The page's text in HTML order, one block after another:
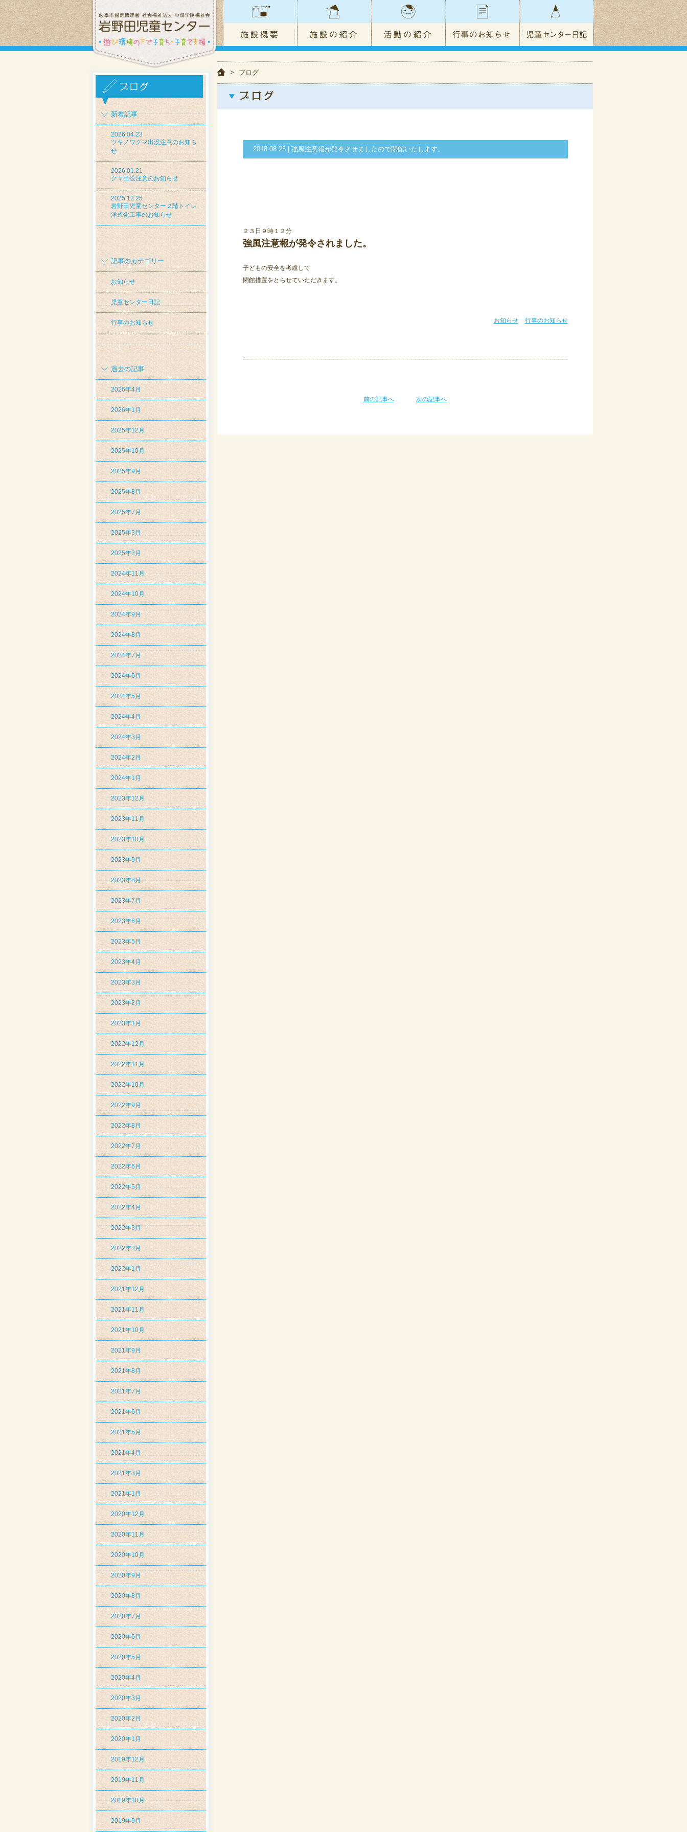
新着記事
2026.04.23
ツキノワグマ出没注意のお知ら
せ
2026.01.21
クマ出没注意のお知らせ
2025.12.25
岩野田児童センター２階トイレ
洋式化工事のお知らせ
記事のカテゴリー
お知らせ
児童センター日記
行事のお知らせ
過去の記事
2026年4月
2026年1月
2025年12月
2025年10月
2025年9月
2025年8月
2025年7月
2025年3月
2025年2月
2024年11月
2024年10月
2024年9月
2024年8月
2024年7月
2024年6月
2024年5月
2024年4月
2024年3月
2024年2月
2024年1月
2023年12月
2023年11月
2023年10月
2023年9月
2023年8月
2023年7月
2023年6月
2023年5月
2023年4月
2023年3月
2023年2月
2023年1月
2022年12月
2022年11月
2022年10月
2022年9月
2022年8月
2022年7月
2022年6月
2022年5月
2022年4月
2022年3月
2022年2月
2022年1月
2021年12月
2021年11月
2021年10月
2021年9月
2021年8月
2021年7月
2021年6月
2021年5月
2021年4月
2021年3月
2021年1月
2020年12月
2020年11月
2020年10月
2020年9月
2020年8月
2020年7月
2020年6月
2020年5月
2020年4月
2020年3月
2020年2月
2020年1月
2019年12月
2019年11月
2019年10月
2019年9月
> ブログ
2018.08.23 | 強風注意報が発令させましたので閉館いたします。
２３日９時１２分
強風注意報が発令されました。
子どもの安全を考慮して
閉館措置をとらせていただきます。
お知らせ 行事のお知らせ
前の記事へ 次の記事へ